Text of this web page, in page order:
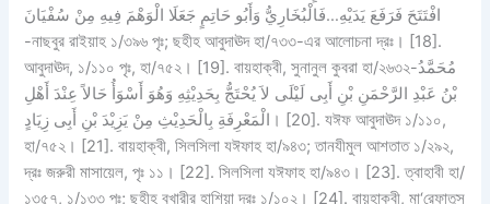
افْتَتَحَ فَرَفَعَ يَدَيْهِ…فَالْبُخَارِيُّ وَأَبُو حَاتِمٍ جَعَلَا الْوَهْمَ فِيهِ مِنْ سُفْيَانَ
-নাছবুর রাইয়াহ ১/৩৯৬ পৃঃ; ছহীহ আবুদাঊদ হা/৭৩৩-এর আলোচনা দ্রঃ। [18].
আবুদাঊদ, ১/১১০ পৃঃ, হা/৭৫২। [19]. বায়হাক্বী, সুনানুল কুবরা হা/২৬৩২-مُحَمَّدُ
بْنُ عَبْدِ الرَّحْمَنِ بْنِ أَبِى لَيْلَى لاَ يُحْتَجُّ بِحَدِيْثِهِ وَهُوَ أَسْوَأُ حَالاً عِنْدَ أَهْلِ
الْمَعْرِفَةِ بِالْحَدِيْثِ مِنْ يَزِيْدَ بْنِ أَبِى زِيَادٍ। [20]. যঈফ আবুদাঊদ ১/১১০,
হা/৭৫২। [21]. বায়হাক্বী, সিলসিলা যঈফাহ হা/৯৪৩; তানযীমুল আশতাত ১/২৯২,
দ্রঃ জরুরী মাসায়েল, পৃঃ ১১। [22]. সিলসিলা যঈফাহ হা/৯৪৩। [23]. ত্বাহাবী হা/
১৩৫৭, ১/১৩৩ পৃঃ; ছহীহ বুখারীর হাশিয়া দ্রঃ ১/১০২। [24]. বায়হাক্বী, মা‘রেফাতুস